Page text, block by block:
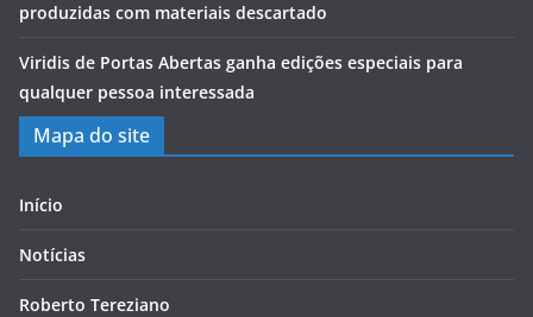
produzidas com materiais descartado
Viridis de Portas Abertas ganha edições especiais para
qualquer pessoa interessada
Mapa do site
Início
Notícias
Roberto Tereziano